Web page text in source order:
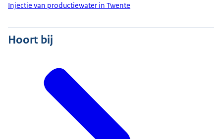
Injectie van productiewater in Twente
Hoort bij